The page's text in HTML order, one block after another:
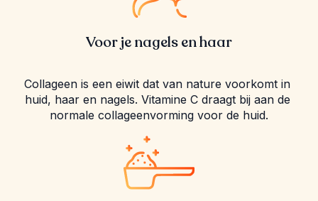
Voor je nagels en haar
Collageen is een eiwit dat van nature voorkomt in
huid, haar en nagels. Vitamine C draagt bij aan de
normale collageenvorming voor de huid.